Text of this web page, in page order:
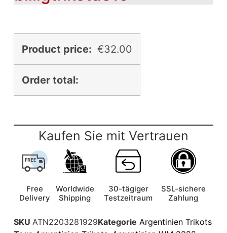
Product price: €32.00
Order total:
Kaufen Sie mit Vertrauen
Free
Delivery
Worldwide
Shipping
30-tägiger
Testzeitraum
SSL-sichere
Zahlung
SKU ATN2203281929Kategorie Argentinien Trikots